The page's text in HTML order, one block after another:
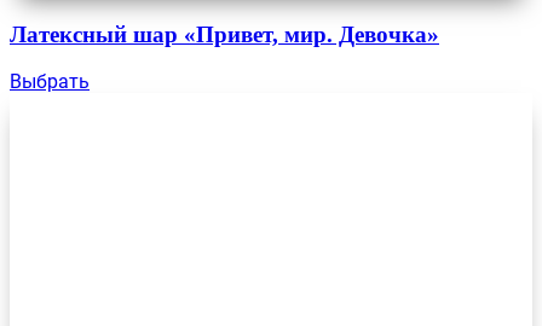
Латексный шар «Привет, мир. Девочка»
Выбрать